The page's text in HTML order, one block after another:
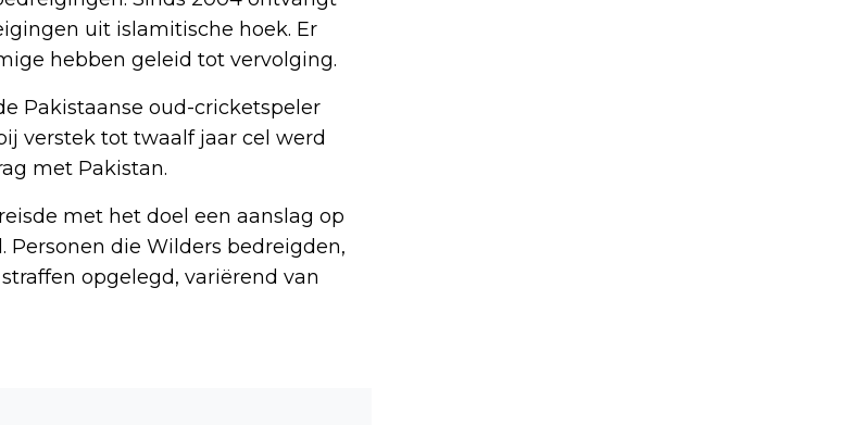
uit islamitische hoek. Er
hebben geleid tot vervolging.
Pakistaanse oud-cricketspeler
verstek tot twaalf jaar cel werd
met Pakistan.
met het doel een aanslag op
Personen die Wilders bedreigden,
opgelegd, variërend van